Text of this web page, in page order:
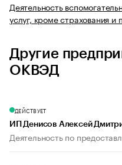
Деятельность
услуг, кроме страхования
Другие
ОКВЭД
ДЕЙСТВУЕТ
ИП Денисов Алексей
Деятельность по